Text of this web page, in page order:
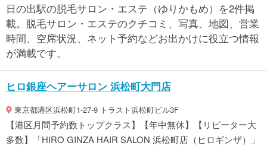
日の出駅の脱毛サロン・エステ（ゆりかもめ）を2件掲
載。脱毛サロン・エステのクチコミ、写真、地図、営業
時間、空席状況、ネット予約などお出かけに役立つ情報
が満載です。
ヒロ銀座ヘアーサロン 浜松町大門店
東京都港区浜松町1-27-9 トラスト浜松町ビル3F
【港区月間予約数トップクラス】【年中無休】【リピーター大
多数】「HIRO GINZA HAIR SALON 浜松町店（ヒロギンザ）」